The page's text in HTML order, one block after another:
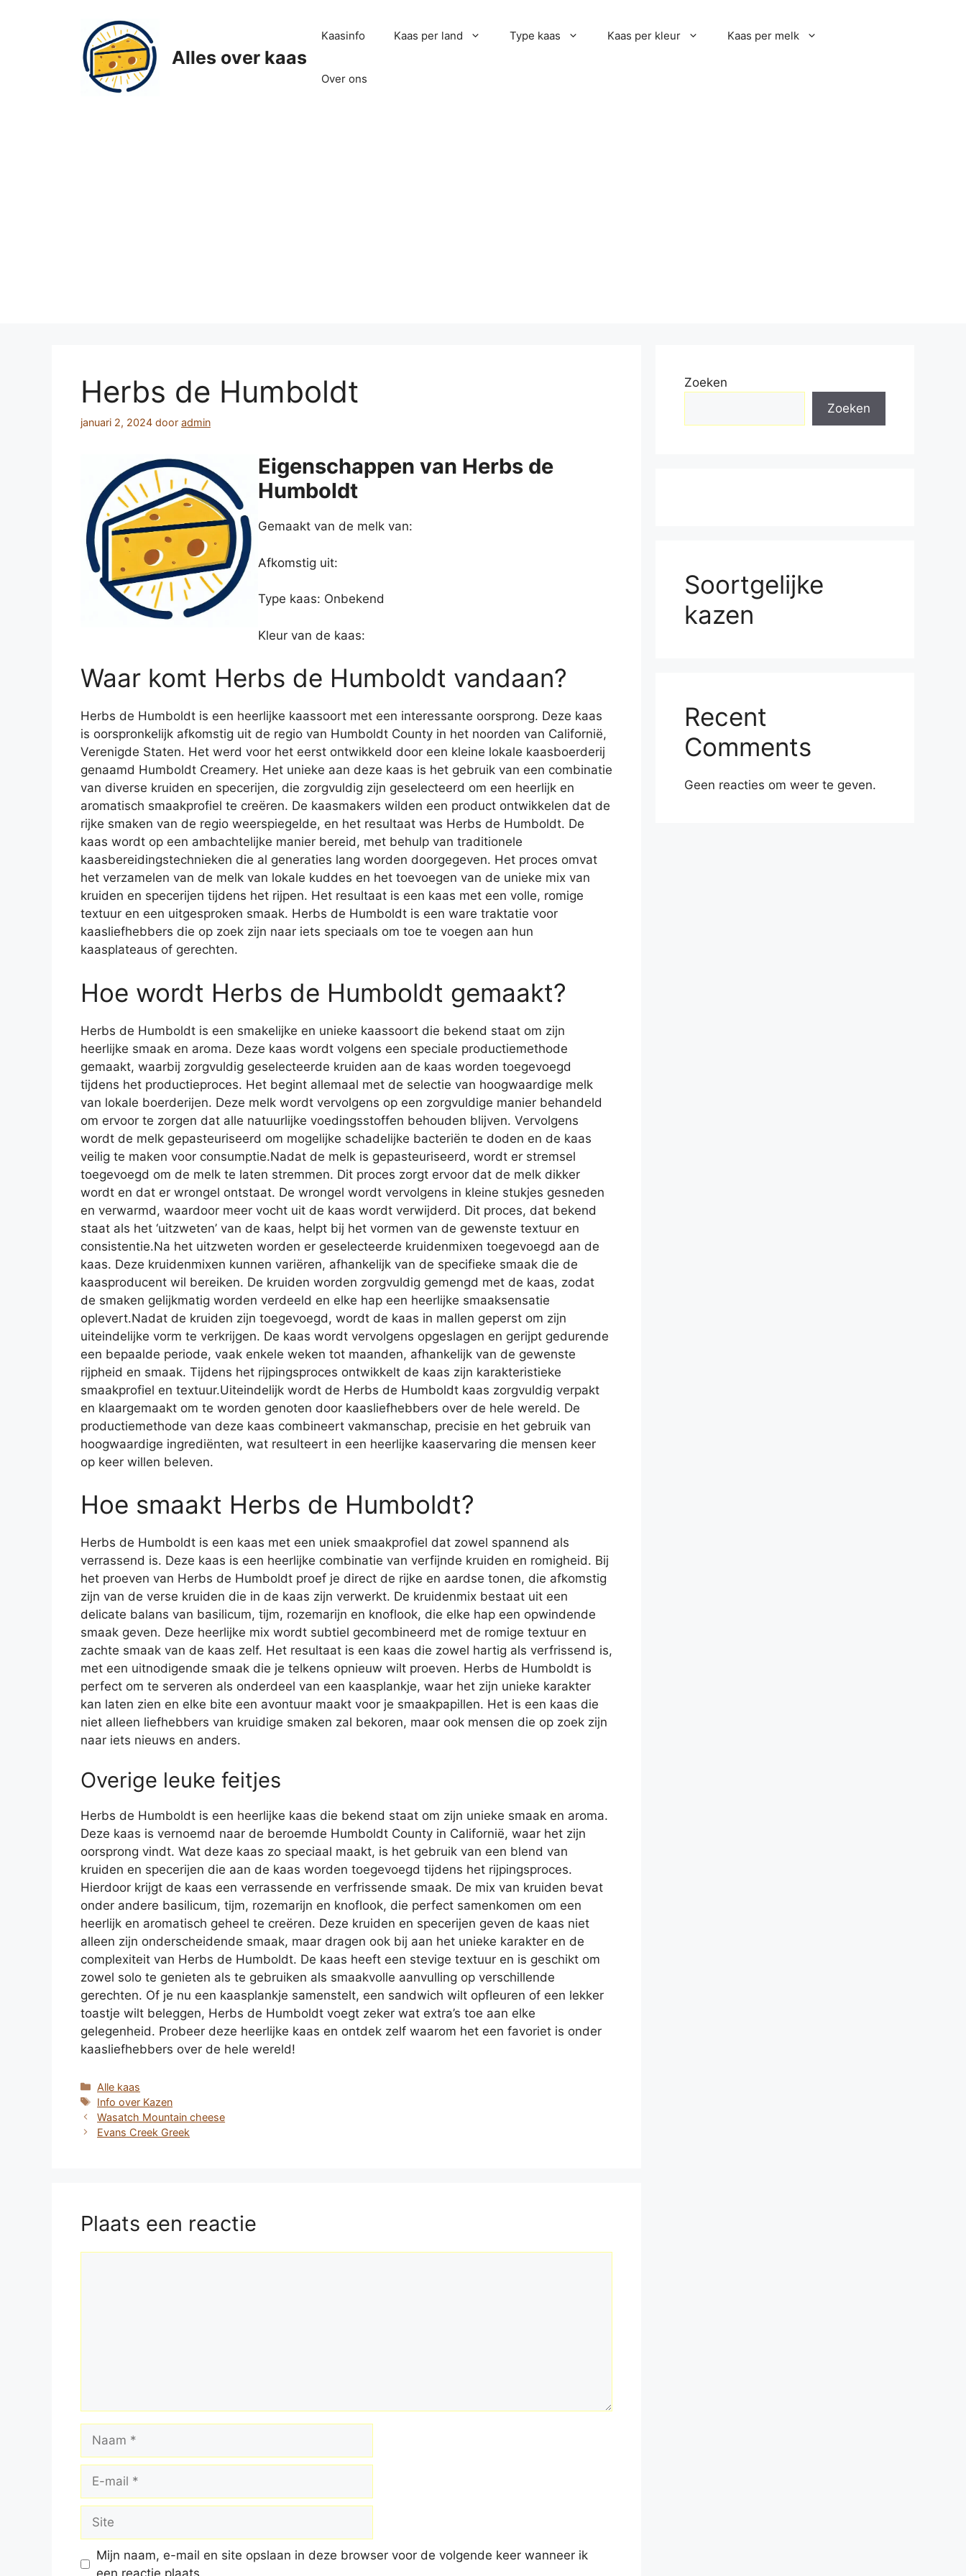
Alles over kaas
Kaasinfo Kaas per land Type kaas Kaas per kleur Kaas per melk
Over ons
Herbs de Humboldt
januari 2, 2024 door admin
Eigenschappen van Herbs de
Humboldt
Gemaakt van de melk van:
Afkomstig uit:
Type kaas: Onbekend
Kleur van de kaas:
Waar komt Herbs de Humboldt vandaan?
Herbs de Humboldt is een heerlijke kaassoort met een interessante oorsprong. Deze kaas
is oorspronkelijk afkomstig uit de regio van Humboldt County in het noorden van Californië,
Verenigde Staten. Het werd voor het eerst ontwikkeld door een kleine lokale kaasboerderij
genaamd Humboldt Creamery. Het unieke aan deze kaas is het gebruik van een combinatie
van diverse kruiden en specerijen, die zorgvuldig zijn geselecteerd om een heerlijk en
aromatisch smaakprofiel te creëren. De kaasmakers wilden een product ontwikkelen dat de
rijke smaken van de regio weerspiegelde, en het resultaat was Herbs de Humboldt. De
kaas wordt op een ambachtelijke manier bereid, met behulp van traditionele
kaasbereidingstechnieken die al generaties lang worden doorgegeven. Het proces omvat
het verzamelen van de melk van lokale kuddes en het toevoegen van de unieke mix van
kruiden en specerijen tijdens het rijpen. Het resultaat is een kaas met een volle, romige
textuur en een uitgesproken smaak. Herbs de Humboldt is een ware traktatie voor
kaasliefhebbers die op zoek zijn naar iets speciaals om toe te voegen aan hun
kaasplateaus of gerechten.
Hoe wordt Herbs de Humboldt gemaakt?
Herbs de Humboldt is een smakelijke en unieke kaassoort die bekend staat om zijn
heerlijke smaak en aroma. Deze kaas wordt volgens een speciale productiemethode
gemaakt, waarbij zorgvuldig geselecteerde kruiden aan de kaas worden toegevoegd
tijdens het productieproces. Het begint allemaal met de selectie van hoogwaardige melk
van lokale boerderijen. Deze melk wordt vervolgens op een zorgvuldige manier behandeld
om ervoor te zorgen dat alle natuurlijke voedingsstoffen behouden blijven. Vervolgens
wordt de melk gepasteuriseerd om mogelijke schadelijke bacteriën te doden en de kaas
veilig te maken voor consumptie.Nadat de melk is gepasteuriseerd, wordt er stremsel
toegevoegd om de melk te laten stremmen. Dit proces zorgt ervoor dat de melk dikker
wordt en dat er wrongel ontstaat. De wrongel wordt vervolgens in kleine stukjes gesneden
en verwarmd, waardoor meer vocht uit de kaas wordt verwijderd. Dit proces, dat bekend
staat als het ‘uitzweten’ van de kaas, helpt bij het vormen van de gewenste textuur en
consistentie.Na het uitzweten worden er geselecteerde kruidenmixen toegevoegd aan de
kaas. Deze kruidenmixen kunnen variëren, afhankelijk van de specifieke smaak die de
kaasproducent wil bereiken. De kruiden worden zorgvuldig gemengd met de kaas, zodat
de smaken gelijkmatig worden verdeeld en elke hap een heerlijke smaaksensatie
oplevert.Nadat de kruiden zijn toegevoegd, wordt de kaas in mallen geperst om zijn
uiteindelijke vorm te verkrijgen. De kaas wordt vervolgens opgeslagen en gerijpt gedurende
een bepaalde periode, vaak enkele weken tot maanden, afhankelijk van de gewenste
rijpheid en smaak. Tijdens het rijpingsproces ontwikkelt de kaas zijn karakteristieke
smaakprofiel en textuur.Uiteindelijk wordt de Herbs de Humboldt kaas zorgvuldig verpakt
en klaargemaakt om te worden genoten door kaasliefhebbers over de hele wereld. De
productiemethode van deze kaas combineert vakmanschap, precisie en het gebruik van
hoogwaardige ingrediënten, wat resulteert in een heerlijke kaaservaring die mensen keer
op keer willen beleven.
Hoe smaakt Herbs de Humboldt?
Herbs de Humboldt is een kaas met een uniek smaakprofiel dat zowel spannend als
verrassend is. Deze kaas is een heerlijke combinatie van verfijnde kruiden en romigheid. Bij
het proeven van Herbs de Humboldt proef je direct de rijke en aardse tonen, die afkomstig
zijn van de verse kruiden die in de kaas zijn verwerkt. De kruidenmix bestaat uit een
delicate balans van basilicum, tijm, rozemarijn en knoflook, die elke hap een opwindende
smaak geven. Deze heerlijke mix wordt subtiel gecombineerd met de romige textuur en
zachte smaak van de kaas zelf. Het resultaat is een kaas die zowel hartig als verfrissend is,
met een uitnodigende smaak die je telkens opnieuw wilt proeven. Herbs de Humboldt is
perfect om te serveren als onderdeel van een kaasplankje, waar het zijn unieke karakter
kan laten zien en elke bite een avontuur maakt voor je smaakpapillen. Het is een kaas die
niet alleen liefhebbers van kruidige smaken zal bekoren, maar ook mensen die op zoek zijn
naar iets nieuws en anders.
Overige leuke feitjes
Herbs de Humboldt is een heerlijke kaas die bekend staat om zijn unieke smaak en aroma.
Deze kaas is vernoemd naar de beroemde Humboldt County in Californië, waar het zijn
oorsprong vindt. Wat deze kaas zo speciaal maakt, is het gebruik van een blend van
kruiden en specerijen die aan de kaas worden toegevoegd tijdens het rijpingsproces.
Hierdoor krijgt de kaas een verrassende en verfrissende smaak. De mix van kruiden bevat
onder andere basilicum, tijm, rozemarijn en knoflook, die perfect samenkomen om een
heerlijk en aromatisch geheel te creëren. Deze kruiden en specerijen geven de kaas niet
alleen zijn onderscheidende smaak, maar dragen ook bij aan het unieke karakter en de
complexiteit van Herbs de Humboldt. De kaas heeft een stevige textuur en is geschikt om
zowel solo te genieten als te gebruiken als smaakvolle aanvulling op verschillende
gerechten. Of je nu een kaasplankje samenstelt, een sandwich wilt opfleuren of een lekker
toastje wilt beleggen, Herbs de Humboldt voegt zeker wat extra’s toe aan elke
gelegenheid. Probeer deze heerlijke kaas en ontdek zelf waarom het een favoriet is onder
kaasliefhebbers over de hele wereld!
Categorieën
Alle kaas
Tags
Info over Kazen
Wasatch Mountain cheese
Evans Creek Greek
Plaats een reactie
mail
Mijn naam, e-mail en site opslaan in deze browser voor de volgende keer wanneer ik
een reactie plaats.
Zoeken
Zoeken
Soortgelijke
kazen
Recent
Comments
Geen reacties om weer te geven.